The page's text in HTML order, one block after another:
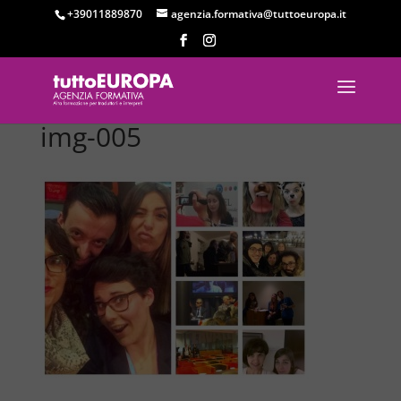
+39011889870 agenzia.formativa@tuttoeuropa.it
img-005